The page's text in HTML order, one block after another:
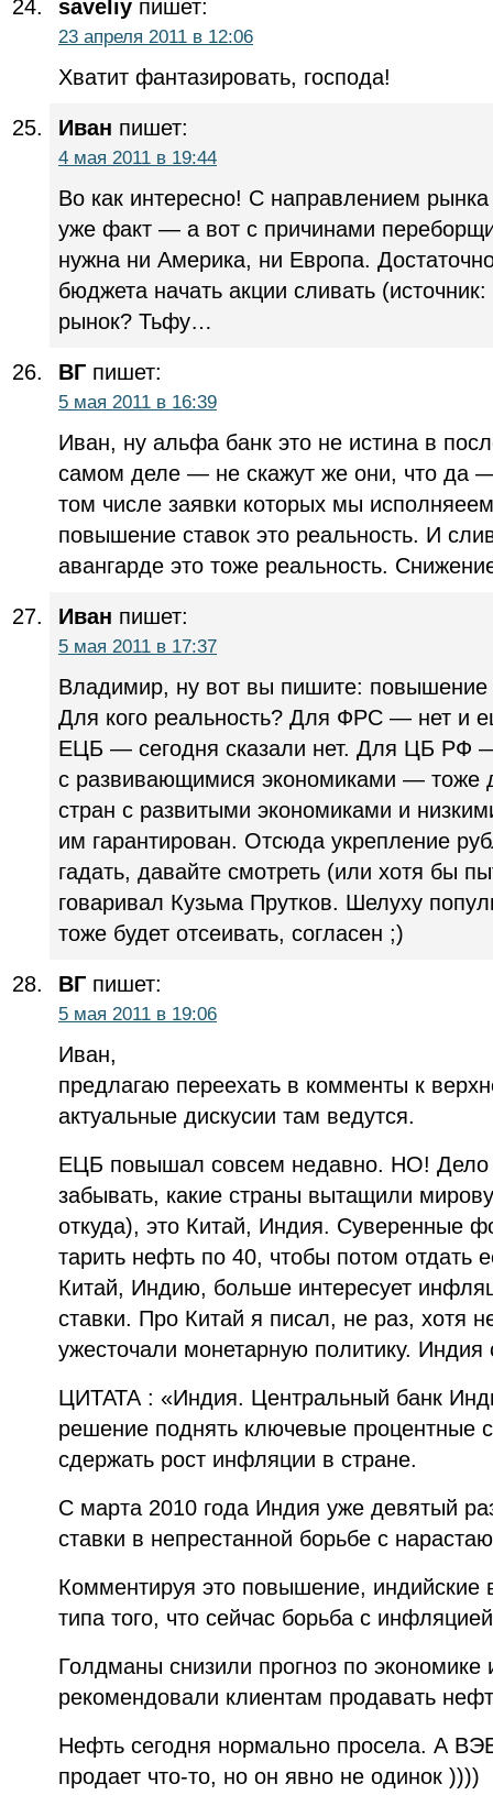
saveliy пишет:
23 апреля 2011 в 12:06
Хватит фантазировать, господа!
Иван пишет:
4 мая 2011 в 19:44
Во как интересно! С направлением
уже факт — а вот с причинами
нужна ни Америка, ни Европа.
бюджета начать акции сливать
рынок? Тьфу…
ВГ пишет:
5 мая 2011 в 16:39
Иван, ну альфа банк это не истина в
самом деле — не скажут же они, что да
том числе заявки которых мы
повышение ставок это реальность. И
авангарде это тоже реальность.
Иван пишет:
5 мая 2011 в 17:37
Владимир, ну вот вы пишите: повышение
Для кого реальность? Для ФРС — нет и
ЕЦБ — сегодня сказали нет. Для ЦБ РФ
с развивающимися экономиками — тоже
стран с развитыми экономиками и
им гарантирован. Отсюда укрепление
гадать, давайте смотреть (или хотя бы
говаривал Кузьма Прутков. Шелуху
тоже будет отсеивать, согласен ;)
ВГ пишет:
5 мая 2011 в 19:06
Иван,
предлагаю переехать в комменты к
актуальные дискусии там ведутся.
ЕЦБ повышал совсем недавно. НО! Дело
забывать, какие страны вытащили
откуда), это Китай, Индия. Суверенные
тарить нефть по 40, чтобы потом отдать
Китай, Индию, больше интересует
ставки. Про Китай я писал, не раз, хотя
ужесточали монетарную политику.
ЦИТАТА : «Индия. Центральный банк
решение поднять ключевые процентные
сдержать рост инфляции в стране.
С марта 2010 года Индия уже девятый
ставки в непрестанной борьбе с
Комментируя это повышение, индийские
типа того, что сейчас борьба с
Голдманы снизили прогноз по
рекомендовали клиентам продавать
Нефть сегодня нормально просела. А
продает что-то, но он явно не одинок ))))